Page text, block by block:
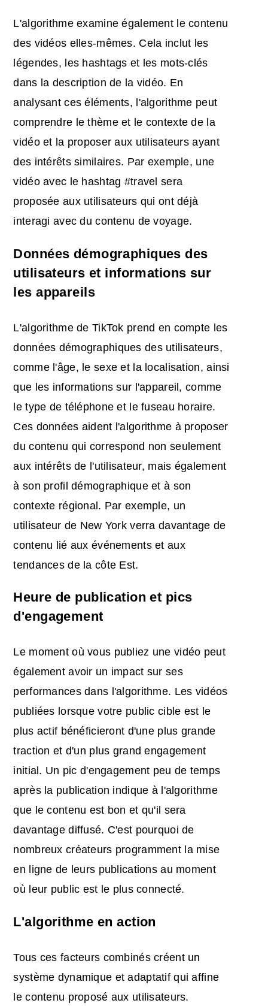
L'algorithme examine également le contenu
des vidéos elles-mêmes. Cela inclut les
légendes, les hashtags et les mots-clés
dans la description de la vidéo. En
analysant ces éléments, l'algorithme peut
comprendre le thème et le contexte de la
vidéo et la proposer aux utilisateurs ayant
des intérêts similaires. Par exemple, une
vidéo avec le hashtag #travel sera
proposée aux utilisateurs qui ont déjà
interagi avec du contenu de voyage.
Données démographiques des
utilisateurs et informations sur
les appareils
L'algorithme de TikTok prend en compte les
données démographiques des utilisateurs,
comme l'âge, le sexe et la localisation, ainsi
que les informations sur l'appareil, comme
le type de téléphone et le fuseau horaire.
Ces données aident l'algorithme à proposer
du contenu qui correspond non seulement
aux intérêts de l'utilisateur, mais également
à son profil démographique et à son
contexte régional. Par exemple, un
utilisateur de New York verra davantage de
contenu lié aux événements et aux
tendances de la côte Est.
Heure de publication et pics
d'engagement
Le moment où vous publiez une vidéo peut
également avoir un impact sur ses
performances dans l'algorithme. Les vidéos
publiées lorsque votre public cible est le
plus actif bénéficieront d'une plus grande
traction et d'un plus grand engagement
initial. Un pic d'engagement peu de temps
après la publication indique à l'algorithme
que le contenu est bon et qu'il sera
davantage diffusé. C'est pourquoi de
nombreux créateurs programment la mise
en ligne de leurs publications au moment
où leur public est le plus connecté.
L'algorithme en action
Tous ces facteurs combinés créent un
système dynamique et adaptatif qui affine
le contenu proposé aux utilisateurs.